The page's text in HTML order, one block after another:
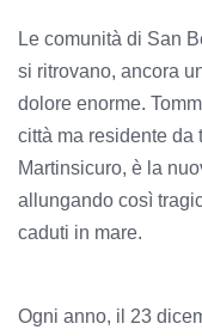
Le comunità di San
si ritrovano, ancora
dolore enorme.
città ma residente da
Martinsicuro, è la
allungando così
caduti in mare.
Ogni anno, il 23